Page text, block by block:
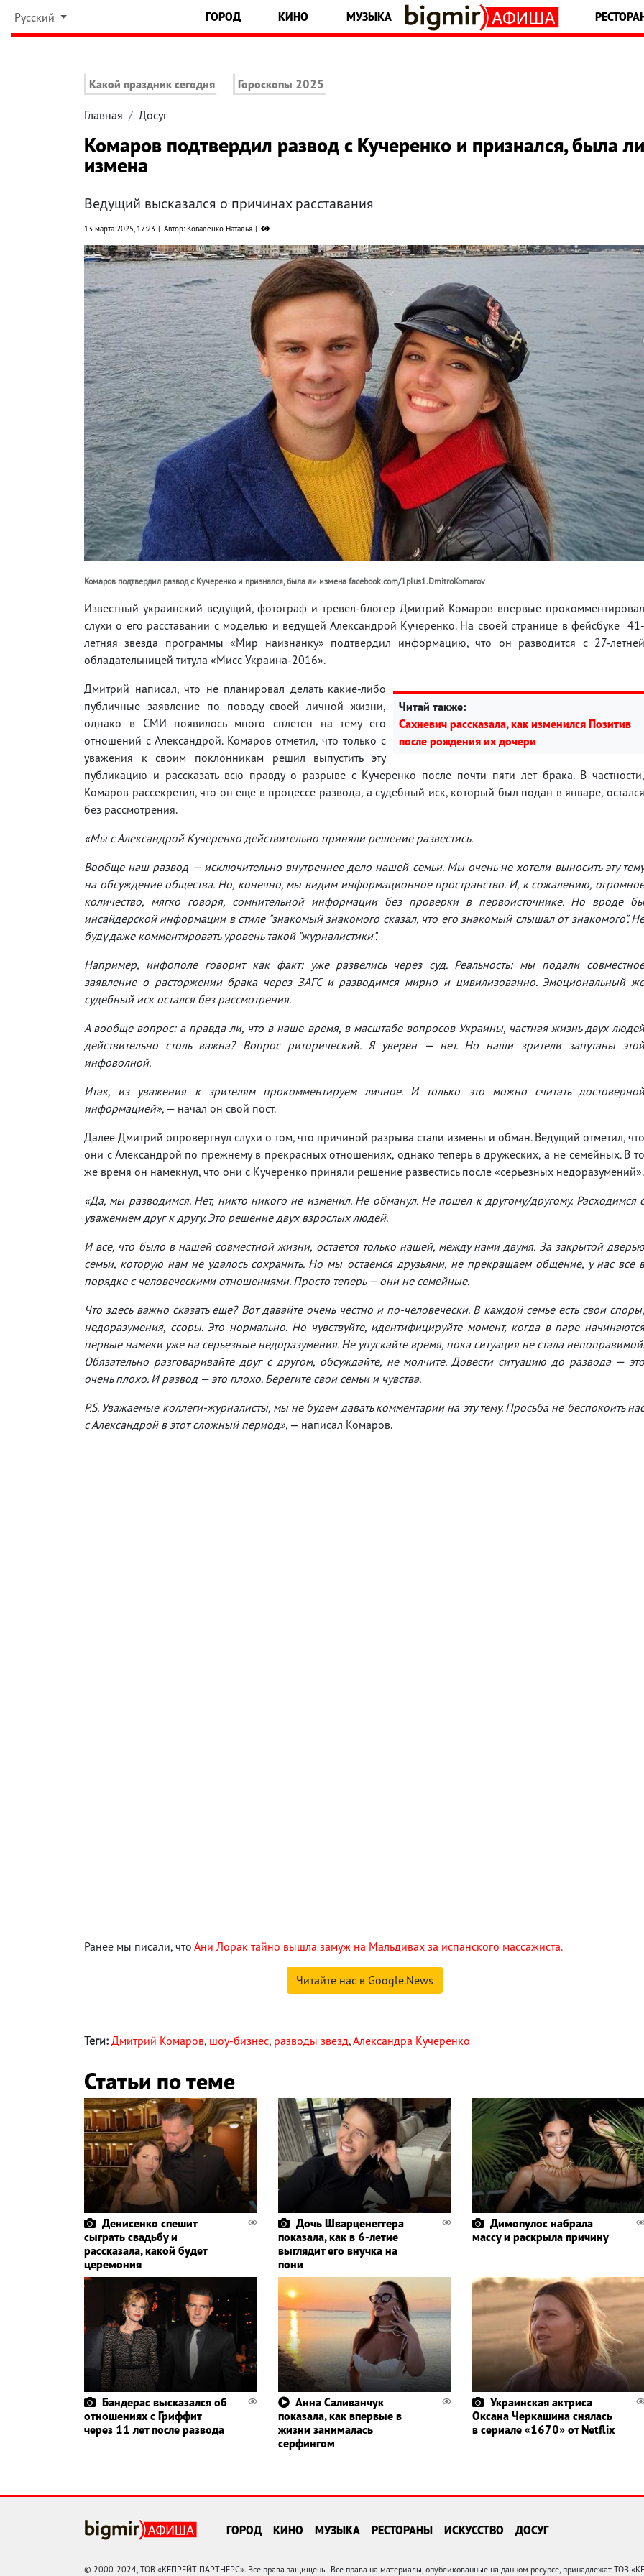
Русский ГОРОД КИНО МУЗЫКА
Какой праздник сегодня Гороскопы 2025
Главная Досуг
Комаров подтвердил развод с Кучеренко и признался, была ли
измена
Ведущий высказался о причинах расставания
13 марта 2025, 17:23 Автор: Коваленко Наталья
Комаров подтвердил развод с Кучеренко и признался, была ли измена facebook.com/1plus1.DmitroKomarov
Известный украинский ведущий, фотограф и тревел-блогер Дмитрий Комаров впервые прокомментировал
слухи о его расставании с моделью и ведущей Александрой Кучеренко. На своей странице в фейсбуке 41-
летняя звезда программы «Мир наизнанку» подтвердил информацию, что он разводится с 27-летней
обладательницей титула «Мисс Украина-2016».
Читай также:
Сахневич рассказала, как изменился Позитив
после рождения их дочери
Дмитрий написал, что не планировал делать какие-либо
публичные заявление по поводу своей личной жизни,
однако в СМИ появилось много сплетен на тему его
отношений с Александрой. Комаров отметил, что только с
уважения к своим поклонникам решил выпустить эту
публикацию и рассказать всю правду о разрыве с Кучеренко после почти пяти лет брака. В частности,
Комаров рассекретил, что он еще в процессе развода, а судебный иск, который был подан в январе, остался
без рассмотрения.
«Мы с Александрой Кучеренко действительно приняли решение развестись.
Вообще наш развод — исключительно внутреннее дело нашей семьи. Мы очень не хотели выносить эту тему
на обсуждение общества. Но, конечно, мы видим информационное пространство. И, к сожалению, огромное
количество, мягко говоря, сомнительной информации без проверки в первоисточнике. Но вроде бы
инсайдерской информации в стиле "знакомый знакомого сказал, что его знакомый слышал от знакомого". Не
буду даже комментировать уровень такой "журналистики".
Например, инфополе говорит как факт: уже развелись через суд. Реальность: мы подали совместное
заявление о расторжении брака через ЗАГС и разводимся мирно и цивилизованно. Эмоциональный же
судебный иск остался без рассмотрения.
А вообще вопрос: а правда ли, что в наше время, в масштабе вопросов Украины, частная жизнь двух людей
действительно столь важна? Вопрос риторический. Я уверен — нет. Но наши зрители запутаны этой
инфоволной.
Итак, из уважения к зрителям прокомментируем личное. И только это можно считать достоверной
информацией», — начал он свой пост.
Далее Дмитрий опровергнул слухи о том, что причиной разрыва стали измены и обман. Ведущий отметил, что
они с Александрой по прежнему в прекрасных отношениях, однако теперь в дружеских, а не семейных. В то
же время он намекнул, что они с Кучеренко приняли решение развестись после «серьезных недоразумений».
«Да, мы разводимся. Нет, никто никого не изменил. Не обманул. Не пошел к другому/другому. Расходимся с
уважением друг к другу. Это решение двух взрослых людей.
И все, что было в нашей совместной жизни, остается только нашей, между нами двумя. За закрытой дверью
семьи, которую нам не удалось сохранить. Но мы остаемся друзьями, не прекращаем общение, у нас все в
порядке с человеческими отношениями. Просто теперь — они не семейные.
Что здесь важно сказать еще? Вот давайте очень честно и по-человечески. В каждой семье есть свои споры,
недоразумения, ссоры. Это нормально. Но чувствуйте, идентифицируйте момент, когда в паре начинаются
первые намеки уже на серьезные недоразумения. Не упускайте время, пока ситуация не стала непоправимой.
Обязательно разговаривайте друг с другом, обсуждайте, не молчите. Довести ситуацию до развода — это
очень плохо. И развод — это плохо. Берегите свои семьи и чувства.⠀
P.S. Уважаемые коллеги-журналисты, мы не будем давать комментарии на эту тему. Просьба не беспокоить нас
с Александрой в этот сложный период», — написал Комаров.
Ранее мы писали, что Ани Лорак тайно вышла замуж на Мальдивах за испанского массажиста.
Читайте нас в Google.News
Теги: Дмитрий Комаров, шоу-бизнес, разводы звезд,Александра Кучеренко
Статьи по теме
Денисенко спешит
сыграть свадьбу и
рассказала, какой будет
церемония
Дочь Шварценеггера
показала, как в 6-летие
выглядит его внучка на
пони
Димопулос набрала
массу и раскрыла причину
Бандерас высказался об
отношениях с Гриффит
через 11 лет после развода
Анна Саливанчук
показала, как впервые в
жизни занималась
серфингом
Украинская актриса
Оксана Черкашина снялась
в сериале «1670» от Netflix
ГОРОД КИНО МУЗЫКА РЕСТОРАНЫ ИСКУССТВО ДОСУГ
© 2000-2024, ТОВ «КЕПРЕЙТ ПАРТНЕРС». Все права защищены. Все права на материалы, опубликованные на данном ресурсе, принадлежат ТОВ